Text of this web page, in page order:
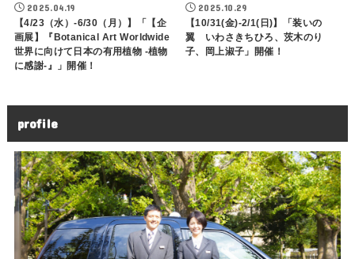
2025.04.19
【4/23（水）-6/30（月）】「【企
画展】『Botanical Art Worldwide
世界に向けて日本の有用植物 -植物
に感謝-』」開催！
2025.10.29
【10/31(金)-2/1(日)】「装いの
翼 いわさきちひろ、茨木のり
子、岡上淑子」開催！
profile